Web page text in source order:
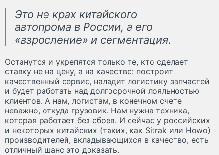
Это не крах китайского
автопрома в России, а его
«взросление» и сегментация.
Останутся и укрепятся только те, кто сделает
ставку не на цену, а на качество: построит
качественный сервис, наладит логистику запчастей
и будет работать над долгосрочной лояльностью
клиентов. А нам, логистам, в конечном счете
неважно, откуда грузовик. Нам нужна техника,
которая работает без сбоев. И сейчас у российских
и некоторых китайских (таких, как Sitrak или Howo)
производителей, вкладывающихся в качество, есть
отличный шанс это доказать.